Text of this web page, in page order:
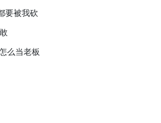
要被我砍
么当老板